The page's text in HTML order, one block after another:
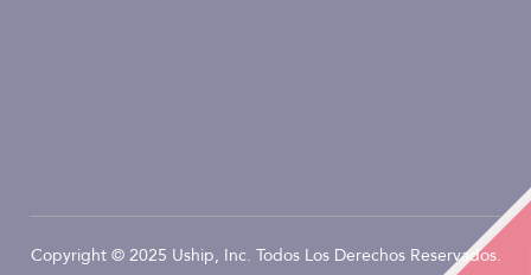
Copyright © 2025 Uship, Inc. Todos Los Derechos Reservados.